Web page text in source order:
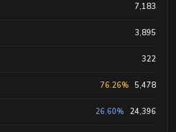
7,183
3,895
322
76.26% 5,478
26.60% 24,396